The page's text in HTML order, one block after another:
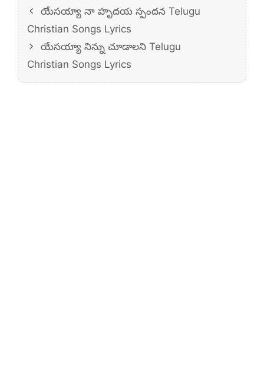
యేసయ్యా నా హృదయ స్పందన Telugu
Christian Songs Lyrics
యేసయ్యా నిన్ను చూడాలని Telugu
Christian Songs Lyrics